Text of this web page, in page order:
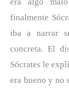
finalmente
iba a narrar
concreta. El
Sócrates le
era bueno y no